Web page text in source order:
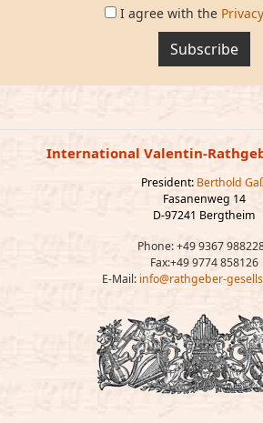
I agree with the
Subscribe
International Valentin-
President: Berthold
Fasanenweg 14
D-97241 Bergtheim
Phone: +49 9367
Fax:+49 9774 858126
E-Mail: info@rathgeber-